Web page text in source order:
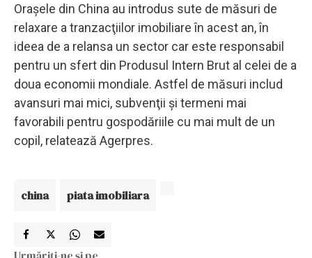
Oraşele din China au introdus sute de măsuri de
relaxare a tranzacţiilor imobiliare în acest an, în
ideea de a relansa un sector car este responsabil
pentru un sfert din Produsul Intern Brut al celei de a
doua economii mondiale. Astfel de măsuri includ
avansuri mai mici, subvenţii şi termeni mai
favorabili pentru gospodăriile cu mai mult de un
copil, relatează Agerpres.
china piata imobiliara
Urmăriți-ne și pe